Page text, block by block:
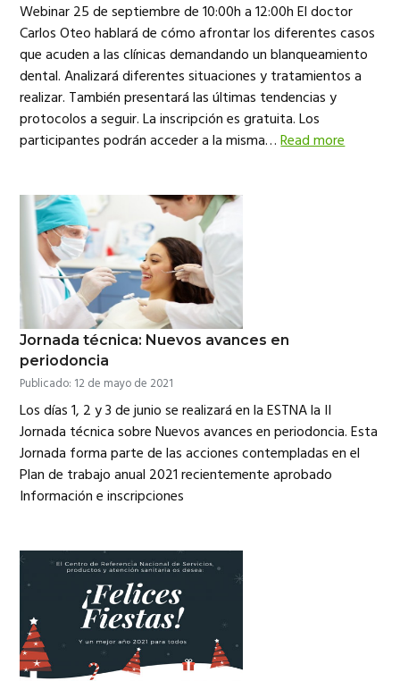
Webinar 25 de septiembre de 10:00h a 12:00h El doctor
Carlos Oteo hablará de cómo afrontar los diferentes casos
que acuden a las clínicas demandando un blanqueamiento
dental. Analizará diferentes situaciones y tratamientos a
realizar. También presentará las últimas tendencias y
protocolos a seguir. La inscripción es gratuita. Los
participantes podrán acceder a la misma…Read more
Jornada técnica: Nuevos avances en
periodoncia
Publicado: 12 de mayo de 2021
Los días 1, 2 y 3 de junio se realizará en la ESTNA la II
Jornada técnica sobre Nuevos avances en periodoncia. Esta
Jornada forma parte de las acciones contempladas en el
Plan de trabajo anual 2021 recientemente aprobado
Información e inscripciones